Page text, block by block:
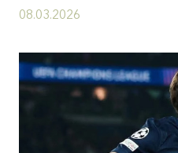
08.03.2026